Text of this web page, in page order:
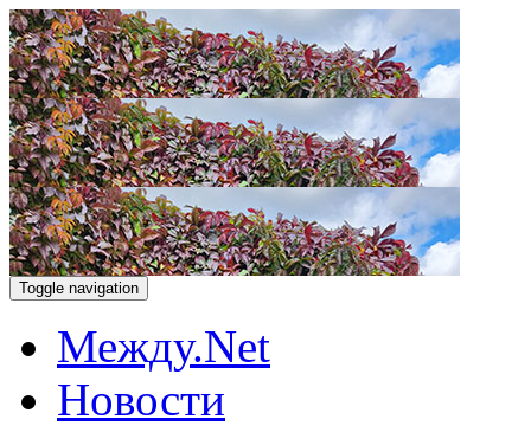
Toggle navigation
Между.Net
Новости